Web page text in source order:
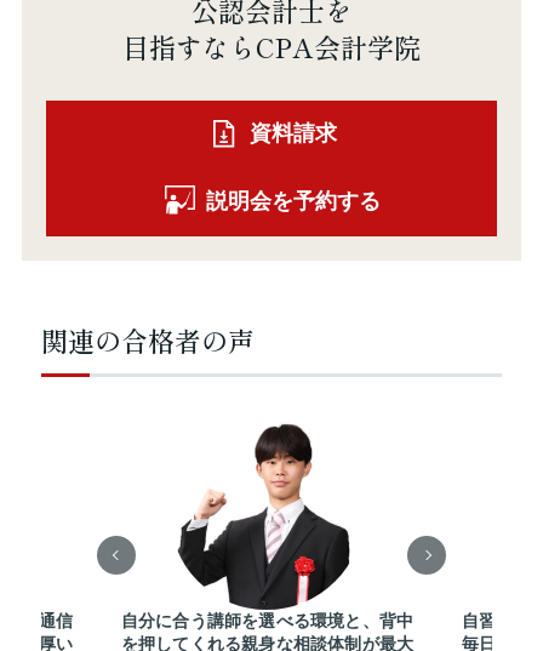
公認会計士を
目指すならCPA会計学院
資料請求
説明会を予約する
関連の合格者の声
、通信
手厚い
自分に合う講師を選べる環境と、背中
を押してくれる親身な相談体制が最大
自習室を
毎日切磋